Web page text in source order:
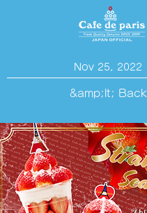
Nov 25, 2022
&amp;lt; Back